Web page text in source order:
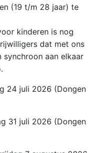
(19 t/m 28 jaar) te
kinderen is nog
dat met ons
synchroon aan elkaar
24 juli 2026 (Dongen
31 juli 2026 (Dongen